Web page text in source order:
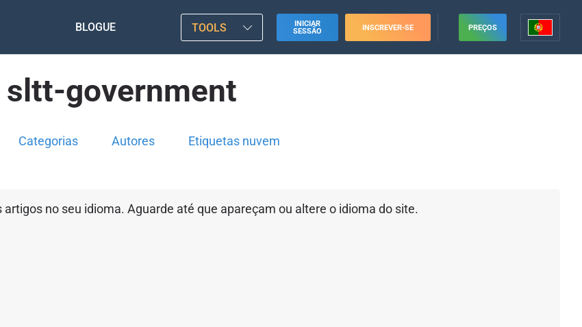
BLOGUE TOOLS
INICIAR
SESSÃO
INSCREVER-SE PREÇOS
sltt-government
Categorias Autores Etiquetas nuvem